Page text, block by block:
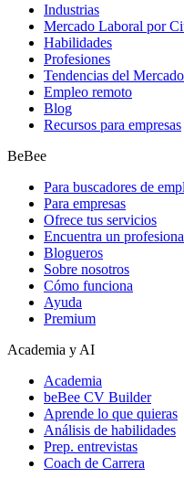
Industrias
Mercado Laboral por
Habilidades
Profesiones
Tendencias del
Empleo remoto
Blog
Recursos para empresas
BeBee
Para buscadores de
Para empresas
Ofrece tus servicios
Encuentra un
Blogueros
Sobre nosotros
Cómo funciona
Ayuda
Premium
Academia y AI
Academia
beBee CV Builder
Aprende lo que quieras
Análisis de habilidades
Prep. entrevistas
Coach de Carrera